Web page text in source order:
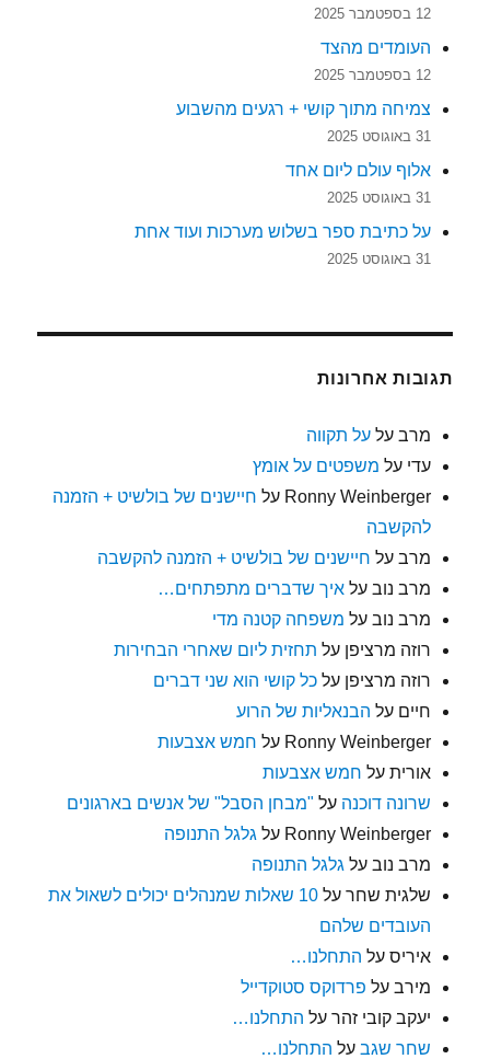
12 בספטמבר 2025
העומדים מהצד
12 בספטמבר 2025
צמיחה מתוך קושי + רגעים מהשבוע
31 באוגוסט 2025
אלוף עולם ליום אחד
31 באוגוסט 2025
על כתיבת ספר בשלוש מערכות ועוד אחת
31 באוגוסט 2025
תגובות אחרונות
מרב עלעל תקווה
עדי על משפטים על אומץ
Ronny Weinberger על חיישנים של בולשיט + הזמנה
להקשבה
מרב על חיישנים של בולשיט + הזמנה להקשבה
מרב נוב עלאיך שדברים מתפתחים…
מרב נוב על משפחה קטנה מדי
רוזה מרציפן על תחזית ליום שאחרי הבחירות
רוזה מרציפן עלכל קושי הוא שני דברים
חיים על הבנאליות של הרוע
Ronny Weinberger על חמש אצבעות
אורית על חמש אצבעות
שרונה דוכנה על "מבחן הסבל" של אנשים בארגונים
Ronny Weinberger על גלגל התנופה
מרב נוב על גלגל התנופה
שלגית שחר על
10 שאלות שמנהלים יכולים לשאול את
העובדים שלהם
איריס על התחלנו…
מירב על פרדוקס סטוקדייל
יעקב קובי זהר על התחלנו…
שחר שגב על התחלנו…